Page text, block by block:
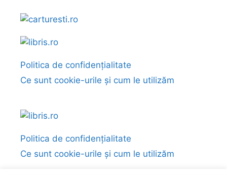
Politica de confidențialitate
Ce sunt cookie-urile și cum le utilizăm
Politica de confidențialitate
Ce sunt cookie-urile și cum le utilizăm